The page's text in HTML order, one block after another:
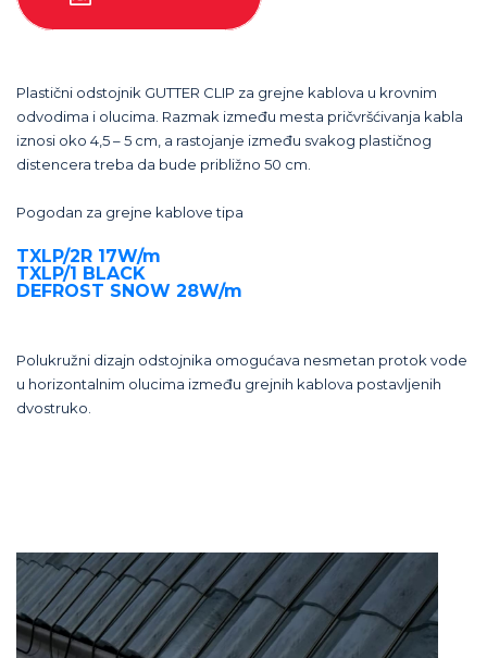
Plastični odstojnik GUTTER CLIP za grejne kablova u krovnim
odvodima i olucima. Razmak između mesta pričvršćivanja kabla
iznosi oko 4,5 – 5 cm, a rastojanje između svakog plastičnog
distencera treba da bude približno 50 cm.
Pogodan za grejne kablove tipa
TXLP/2R 17W/m
TXLP/1 BLACK
DEFROST SNOW 28W/m
Polukružni dizajn odstojnika omogućava nesmetan protok vode
u horizontalnim olucima između grejnih kablova postavljenih
dvostruko.